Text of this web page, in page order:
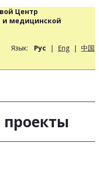
Центр
и медицинской
Рус | Eng | 中国